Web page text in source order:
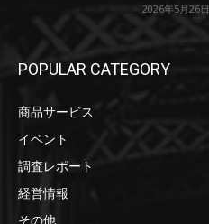
2026年5月26日
POPULAR CATEGORY
商品サービス
イベント
調査レポート
経営情報
その他